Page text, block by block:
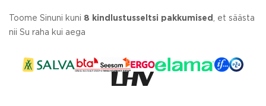
Toome Sinuni kuni 8 kindlustusseltsi pakkumised
, et säästa
nii Su raha kui aega